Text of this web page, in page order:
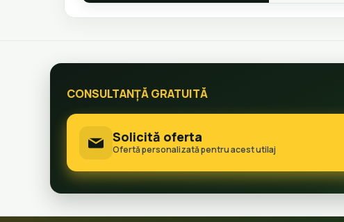
CONSULTANȚĂ GRATUITĂ
Solicită oferta
Ofertă personalizată pentru acest utilaj